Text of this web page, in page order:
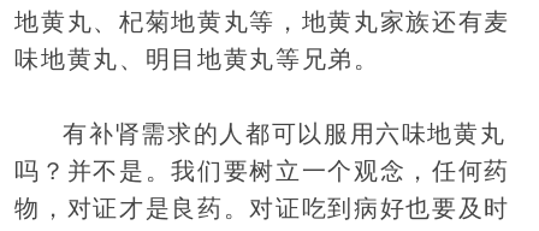
地黄丸、杞菊地黄丸等，地黄丸家族还有麦
味地黄丸、明目地黄丸等兄弟。
有补肾需求的人都可以服用六味地黄丸
吗？并不是。我们要树立一个观念，任何药
物，对证才是良药。对证吃到病好也要及时